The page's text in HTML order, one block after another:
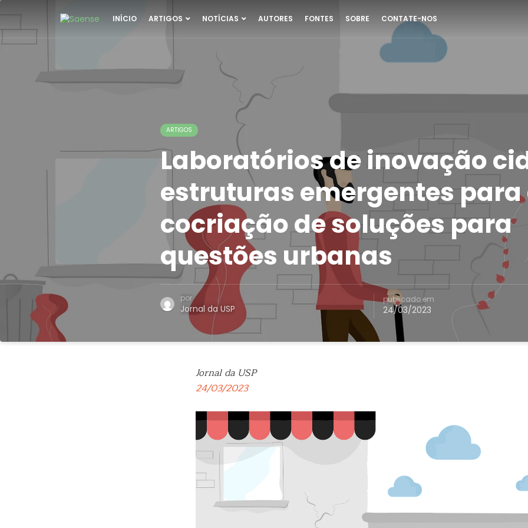
INÍCIO ARTIGOS NOTÍCIAS AUTORES FONTES SOBRE CONTATE-NOS
ARTIGOS
Laboratórios de inovação
estruturas emergentes para
cocriação de soluções para
questões urbanas
por
Jornal da USP
publicado em
24/03/2023
Jornal da USP
24/03/2023